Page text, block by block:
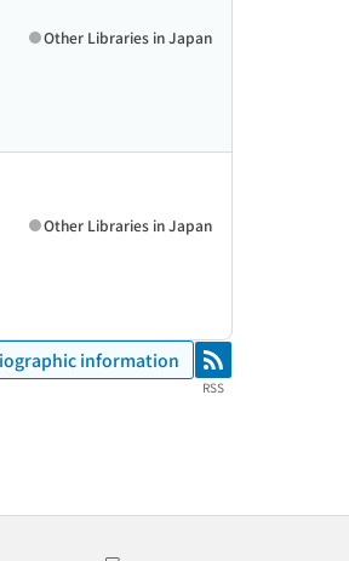
Other Libraries in Japan
Other Libraries in Japan
information RSS
RSS